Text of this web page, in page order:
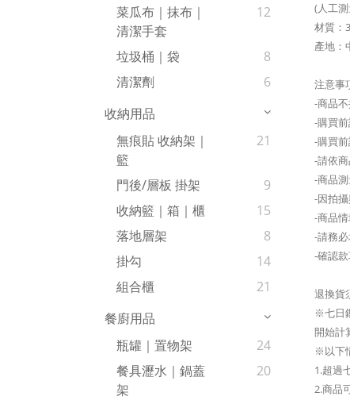
菜瓜布｜抹布｜
清潔手套
12
垃圾桶｜袋
8
清潔劑
6
收納用品
無痕貼 收納架｜
籃
21
門後/層板 掛架
9
收納籃｜箱｜櫃
15
落地層架
8
掛勾
14
組合櫃
21
餐廚用品
瓶罐｜置物架
24
餐具瀝水｜鍋蓋
架
20
(人工
材質：
產地：
注意事
-商品不
-購買
-購買前
-請依
-商品
-因拍
-商品
-請務必
-確認款
退換貨
※七日
開始計
※以下
1.超過
2.商品